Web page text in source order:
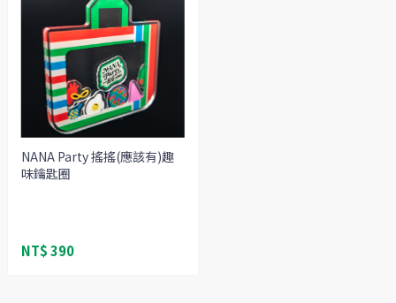
NANA Party 搖搖(應該有)趣
味鑰匙圈
NT$ 390